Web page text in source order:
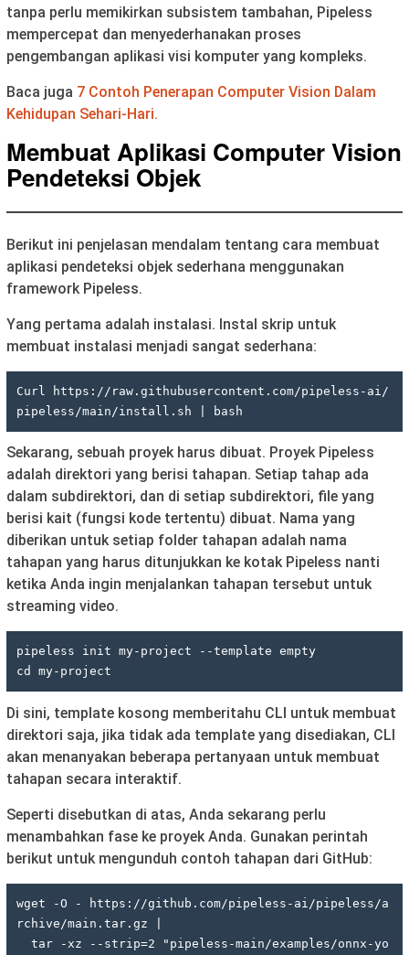
tanpa perlu memikirkan subsistem tambahan, Pipeless
mempercepat dan menyederhanakan proses
pengembangan aplikasi visi komputer yang kompleks.
Baca juga 7 Contoh Penerapan Computer Vision Dalam
Kehidupan Sehari-Hari.
Membuat Aplikasi Computer Vision
Pendeteksi Objek
Berikut ini penjelasan mendalam tentang cara membuat
aplikasi pendeteksi objek sederhana menggunakan
framework Pipeless.
Yang pertama adalah instalasi. Instal skrip untuk
membuat instalasi menjadi sangat sederhana:
Curl https://raw.githubusercontent.com/pipeless-ai/
pipeless/main/install.sh | bash
Sekarang, sebuah proyek harus dibuat. Proyek Pipeless
adalah direktori yang berisi tahapan. Setiap tahap ada
dalam subdirektori, dan di setiap subdirektori, file yang
berisi kait (fungsi kode tertentu) dibuat. Nama yang
diberikan untuk setiap folder tahapan adalah nama
tahapan yang harus ditunjukkan ke kotak Pipeless nanti
ketika Anda ingin menjalankan tahapan tersebut untuk
streaming video.
pipeless init my-project --template empty
cd my-project
Di sini, template kosong memberitahu CLI untuk membuat
direktori saja, jika tidak ada template yang disediakan, CLI
akan menanyakan beberapa pertanyaan untuk membuat
tahapan secara interaktif.
Seperti disebutkan di atas, Anda sekarang perlu
menambahkan fase ke proyek Anda. Gunakan perintah
berikut untuk mengunduh contoh tahapan dari GitHub:
wget -O - https://github.com/pipeless-ai/pipeless/a
rchive/main.tar.gz |